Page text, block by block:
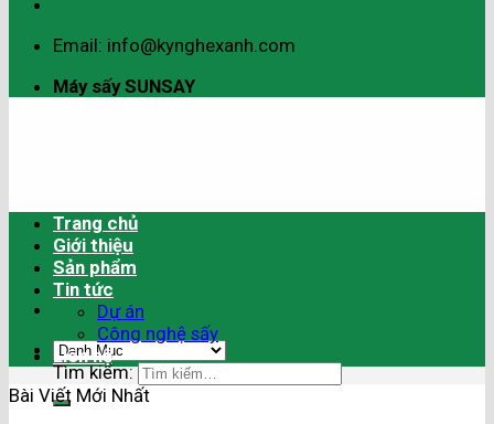
Email: info@kynghexanh.com
Máy sấy SUNSAY
Tìm kiếm:
Trang chủ
Giới thiệu
Sản phẩm
Tin tức
Dự án
Công nghệ sấy
Liên hệ
Bài Viết Mới Nhất